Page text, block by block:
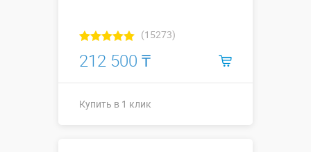
(15273)
212 500 ₸
Купить в 1 клик